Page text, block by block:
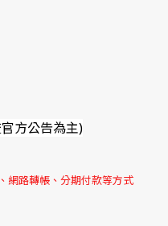
方公告為主)
網路轉帳、分期付款等方式